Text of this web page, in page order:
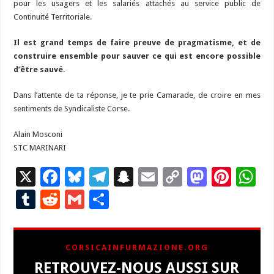
pour les usagers et les salariés attachés au service public de
Continuité Territoriale.
Il est grand temps de faire preuve de pragmatisme, et de
construire ensemble pour sauver ce qui est encore possible
d’être sauvé.
Dans l’attente de ta réponse, je te prie Camarade, de croire en mes
sentiments de Syndicaliste Corse.
Alain Mosconi
STC MARINARI
X
F
ac
e
b
o
Bl
u
es
ky
T
gr
a
S
p
c
E
l
C
y
Li
M
d
Pi
es
T
bl
R
d
di
G
ai
l
ta
g
CORSICAINFURMAZIONE.ORG
RETROUVEZ-NOUS AUSSI SUR